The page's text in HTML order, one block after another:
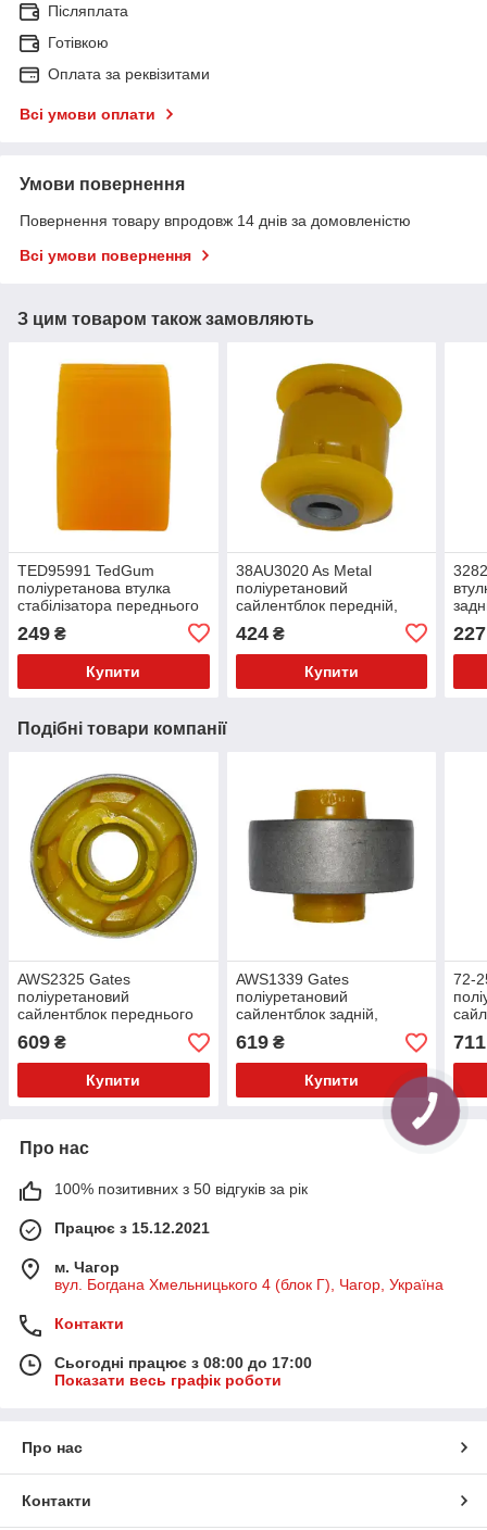
Післяплата
Готівкою
Оплата за реквізитами
Всі умови оплати
Умови повернення
Повернення товару впродовж 14 днів за домовленістю
Всі умови повернення
З цим товаром також замовляють
TED95991 TedGum
поліуретанова втулка
стабілізатора переднього
249 ₴
Купити
38AU3020 As Metal
поліуретановий
сайлентблок передній,
важеля PolyBush (аналог)
v17
424₴
Купити
227
Подібні товари компанії
AWS2325 Gates
поліуретановий
сайлентблок переднього
нижнього важеля PolyBush
(аналог) v17
609 ₴
Купити
AWS1339 Gates
поліуретановий
сайлентблок задній,
переднього важеля
PolyBush (аналог) v17
619₴
Купити
72-
711
Про нас
100% позитивних з 50 відгуків за рік
Працює з 15.12.2021
м. Чагор
вул. Богдана Хмельницького 4 (блок Г), Чагор, Україна
Контакти
Сьогодні працює з 08:00 до 17:00
Показати весь графік роботи
Про нас
Контакти